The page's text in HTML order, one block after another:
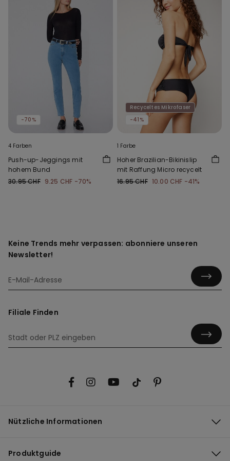
-70%
4 Farben
Push-up-Jeggings mit
hohem Bund
30.95 CHF 9.25 CHF -70%
Recyceltes Mikrofaser
-41%
1 Farbe
Hoher Brazilian-Bikinislip
mit Raffung Micro recycelt
16.95 CHF 10.00 CHF -41%
Keine Trends mehr verpassen: abonniere unseren
Newsletter!
Filiale Finden
Nützliche Informationen
Produktguide